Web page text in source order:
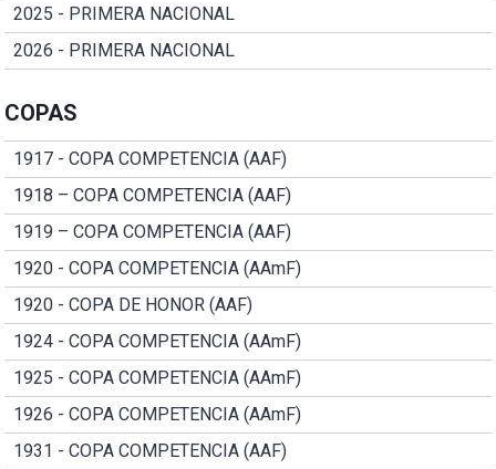
2025 - PRIMERA NACIONAL
2026 - PRIMERA NACIONAL
COPAS
1917 - COPA COMPETENCIA (AAF)
1918 – COPA COMPETENCIA (AAF)
1919 – COPA COMPETENCIA (AAF)
1920 - COPA COMPETENCIA (AAmF)
1920 - COPA DE HONOR (AAF)
1924 - COPA COMPETENCIA (AAmF)
1925 - COPA COMPETENCIA (AAmF)
1926 - COPA COMPETENCIA (AAmF)
1931 - COPA COMPETENCIA (AAF)